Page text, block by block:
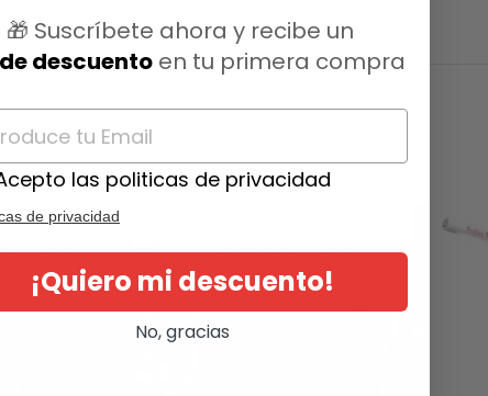
🎁 Suscríbete ahora y recibe un
descuentoen tu primera compra
las politicas de privacidad
de privacidad
¡Quiero mi descuento!
No, gracias